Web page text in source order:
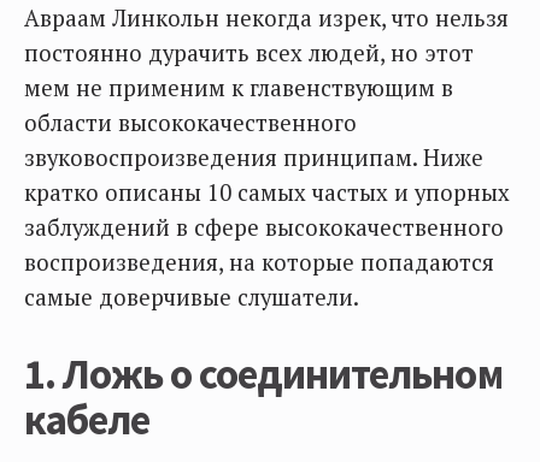
Авраам Линкольн некогда изрек, что нельзя
постоянно дурачить всех людей, но этот
мем не применим к главенствующим в
области высококачественного
звуковоспроизведения принципам. Ниже
кратко описаны 10 самых частых и упорных
заблуждений в сфере высококачественного
воспроизведения, на которые попадаются
самые доверчивые слушатели.
1. Ложь о соединительном
кабеле